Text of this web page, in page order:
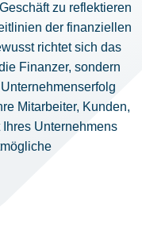
zu reflektieren
der finanziellen
richtet sich das
Finanzer, sondern
Mitarbeiter, Kunden,
Unternehmens